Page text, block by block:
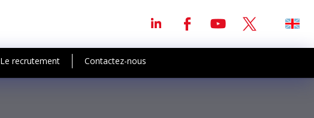
Le recrutement Contactez-nous